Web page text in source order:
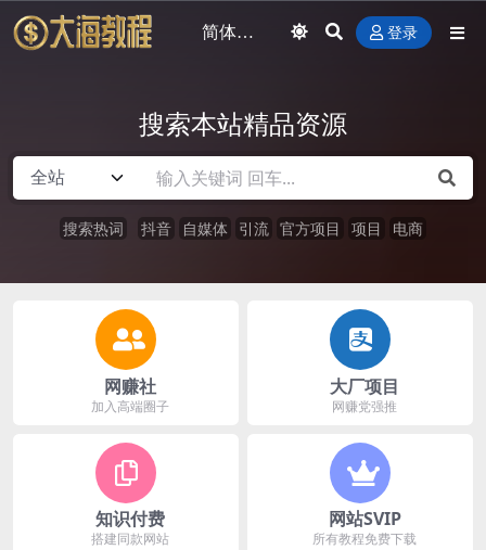
登录
搜索本站精品资源
搜索热词 抖音 自媒体 引流 官方项目 项目 电商
网赚社
加入高端圈子
大厂项目
网赚党强推
知识付费
搭建同款网站
网站SVIP
所有教程免费下载